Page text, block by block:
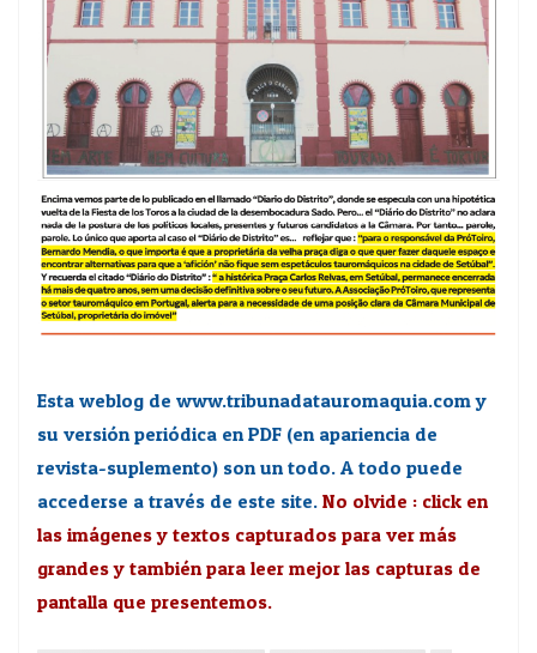
Esta weblog de www.tribunadatauromaquia.com y
su versión periódica en PDF (en apariencia de
revista-suplemento) son un todo. A todo puede
accederse a través de este site. No olvide : click en
las imágenes y textos capturados para ver más
grandes y también para leer mejor las capturas de
pantalla que presentemos.